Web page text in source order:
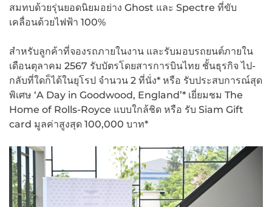
สมทบด้วยรุ่นยอดนิยมอย่าง Ghost และ Spectre ที่ขับ
เคลื่อนด้วยไฟฟ้า 100%
สำหรับลูกค้าที่จองรถภายในงาน และรับมอบรถยนต์ภายใน
เดือนตุลาคม 2567 รับบัตรโดยสารการบินไทย ชั้นธุรกิจ ไป-
กลับที่ใดก็ได้ในยุโรป จำนวน 2 ที่นั่ง* หรือ รับประสบการณ์สุด
พิเศษ ‘A Day in Goodwood, England’* เยี่ยมชม The
Home of Rolls-Royce แบบใกล้ชิด หรือ รับ Siam Gift
card มูลค่าสูงสุด 100,000 บาท*